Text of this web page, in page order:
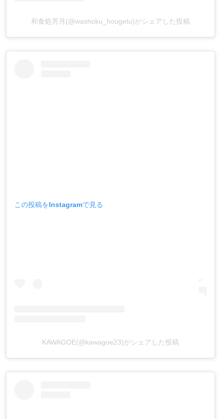
和食処芳月(@washoku_hougetu)がシェアした投稿
この投稿をInstagramで見る
KAWAGOE(@kawagoe23)がシェアした投稿